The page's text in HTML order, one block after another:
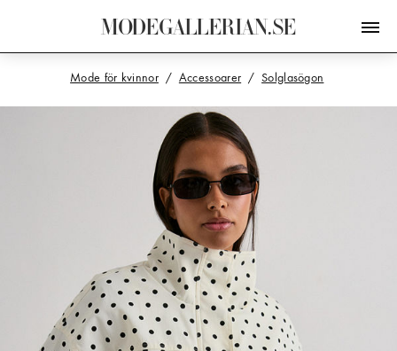
MODEGALLERIAN.SE
Mode för kvinnor Accessoarer Solglasögon